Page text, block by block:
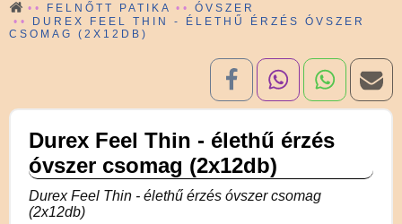
FELNŐTT PATIKA
ÓVSZER
DUREX FEEL THIN - ÉLETHŰ ÉRZÉS ÓVSZER
CSOMAG (2X12DB)
Durex Feel Thin - élethű érzés
óvszer csomag (2x12db)
Durex Feel Thin - élethű érzés óvszer csomag
(2x12db)